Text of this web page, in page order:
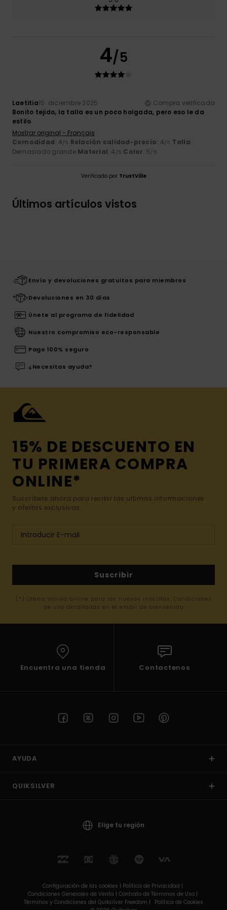
4/5
Laetitia15. diciembre 2025
Compra verificada
Bonito tejido, la talla es un poco holgada, pero eso le da
estilo
Mostrar original - Français
Comodidad: 4/5 Relación calidad-precio: 4/5 Talla:
Demasiado grande Material: 4 /5 Color: 5/5
Verificado por TrustVille
Últimos artículos vistos
Envío y devoluciones gratuitos para miembros
Devoluciones en 30 días
Únete al programa de fidelidad
Nuestro compromiso eco-responsable
Pago 100% seguro
¿Necesitas ayuda?
15% DE DESCUENTO EN
TU PRIMERA COMPRA
ONLINE*
Suscríbete ahora para recibir las ultimas informaciones
y ofertas exclusivas.
Suscribir
(*) Oferta valida online para los nuevos inscritos. Condiciones
de uso detalladas en el email de bienvenida
Encuentra una tienda Contactenos
AYUDA
QUIKSILVER
Elige tu región
Configuración de las cookies | Política de Privacidad |
Condiciones Generales de Venta | Contrato de Términos de Uso |
Términos y Condiciones del Quiksilver Freedom |
Política de Cookies